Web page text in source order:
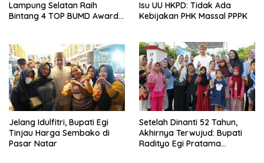
Lampung Selatan Raih
Bintang 4 TOP BUMD Awards
Isu UU HKPD: Tidak Ada
Kebijakan PHK Massal PPPK
Jelang Idulfitri, Bupati Egi
Tinjau Harga Sembako di
Pasar Natar
Setelah Dinanti 52 Tahun,
Akhirnya Terwujud: Bupati
Radityo Egi Pratama